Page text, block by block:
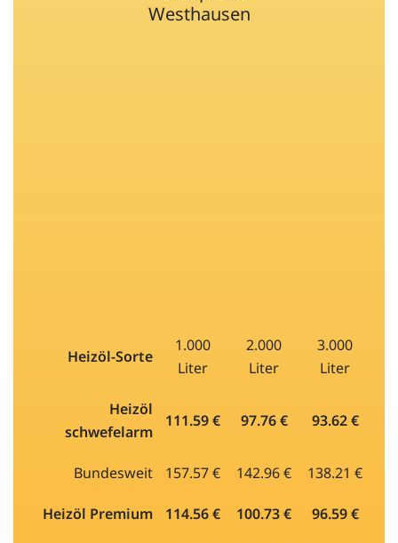
Westhausen
Heizöl-Sorte
1.000
Liter
2.000
Liter
3.000
Liter
Heizöl
schwefelarm
111.59 € 97.76 € 93.62 €
Bundesweit 157.57 € 142.96 € 138.21 €
Heizöl Premium 114.56 € 100.73 € 96.59 €